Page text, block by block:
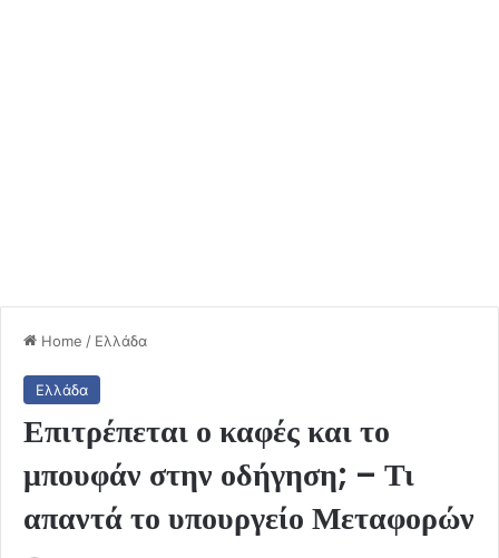
Home / Ελλάδα
Ελλάδα
Επιτρέπεται ο καφές και το
μπουφάν στην οδήγηση; – Τι
απαντά το υπουργείο Μεταφορών